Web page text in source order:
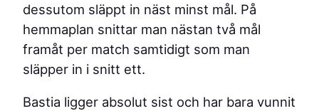
dessutom släppt in näst minst mål. På
hemmaplan snittar man nästan två mål
framåt per match samtidigt som man
släpper in i snitt ett.
Bastia ligger absolut sist och har bara vunnit